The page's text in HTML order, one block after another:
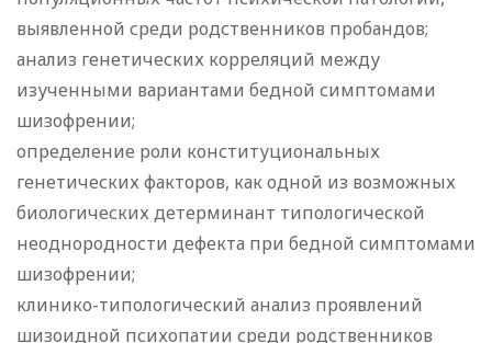
выявленной среди родственников пробандов;
анализ генетических корреляций между
изученными вариантами бедной симптомами
шизофрении;
определение роли конституциональных
генетических факторов, как одной из возможных
биологических детерминант типологической
неоднородности дефекта при бедной симптомами
шизофрении;
клинико-типологический анализ проявлений
шизоидной психопатии среди родственников